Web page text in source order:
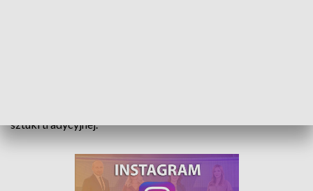
sztuki tradycyjnej.